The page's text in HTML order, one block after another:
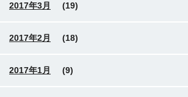
2017年3月 (19)
2017年2月 (18)
2017年1月 (9)